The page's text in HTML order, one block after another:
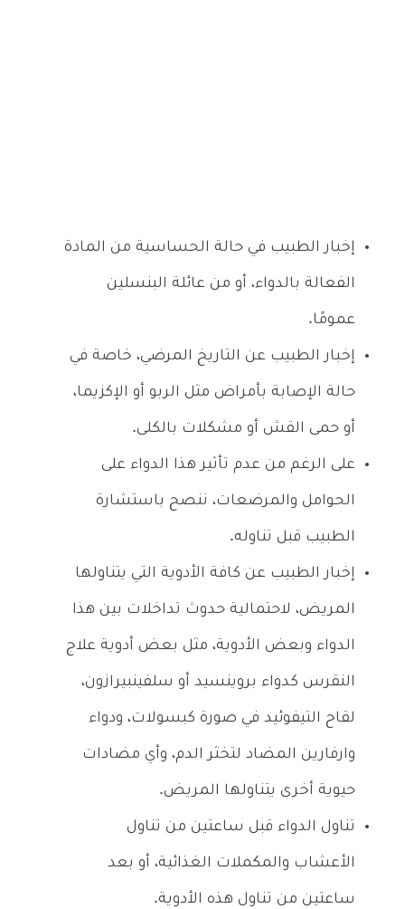
إخبار الطبيب في حالة الحساسية من المادة
الفعالة بالدواء، أو من عائلة البنسلين
عمومًا.
إخبار الطبيب عن التاريخ المرضي، خاصة في
حالة الإصابة بأمراض مثل الربو أو الإكزيما،
أو حمى القش أو مشكلات بالكلى.
على الرغم من عدم تأثير هذا الدواء على
الحوامل والمرضعات، ننصح باستشارة
الطبيب قبل تناوله.
إخبار الطبيب عن كافة الأدوية التي يتناولها
المريض، لاحتمالية حدوث تداخلات بين هذا
الدواء وبعض الأدوية، مثل بعض أدوية علاج
النقرس كدواء بروينسيد أو سلفينبيرازون،
لقاح التيفوئيد في صورة كبسولات، ودواء
وارفارين المضاد لتخثر الدم، وأي مضادات
حيوية أخرى يتناولها المريض.
تناول الدواء قبل ساعتين من تناول
الأعشاب والمكملات الغذائية، أو بعد
ساعتين من تناول هذه الأدوية.